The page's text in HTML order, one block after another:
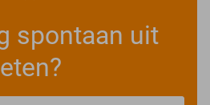
spontaan uit
eten?